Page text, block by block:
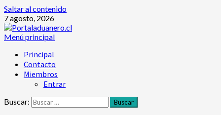
Saltar al contenido
7 agosto, 2026
Menú principal
Principal
Contacto
Miembros
Entrar
Buscar: